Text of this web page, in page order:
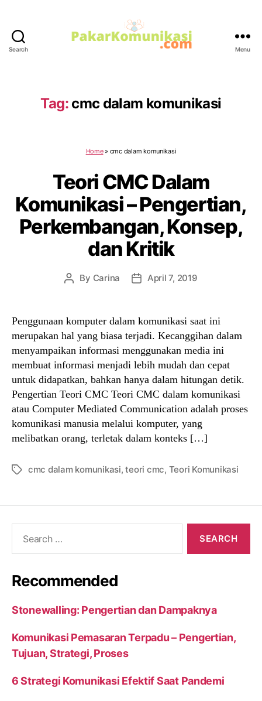
Search Menu
Tag: cmc dalam komunikasi
Home» cmc dalam komunikasi
Teori CMC Dalam
Komunikasi – Pengertian,
Perkembangan, Konsep,
dan Kritik
Post
By Carina
PostApril 7, 2019
Penggunaan komputer dalam komunikasi saat ini
merupakan hal yang biasa terjadi. Kecanggihan dalam
menyampaikan informasi menggunakan media ini
membuat informasi menjadi lebih mudah dan cepat
untuk didapatkan, bahkan hanya dalam hitungan detik.
Pengertian Teori CMC Teori CMC dalam komunikasi
atau Computer Mediated Communication adalah proses
komunikasi manusia melalui komputer, yang
melibatkan orang, terletak dalam konteks […]
Tagscmc dalam komunikasi,teori cmc, Teori Komunikasi
Recommended
Stonewalling: Pengertian dan Dampaknya
Komunikasi Pemasaran Terpadu – Pengertian,
Tujuan, Strategi, Proses
6 Strategi Komunikasi Efektif Saat Pandemi